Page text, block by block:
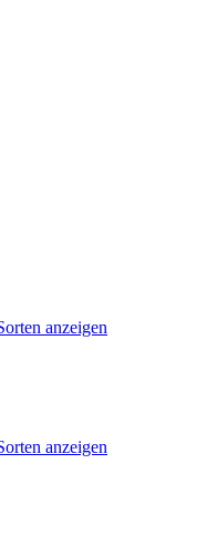
anzeigen
anzeigen